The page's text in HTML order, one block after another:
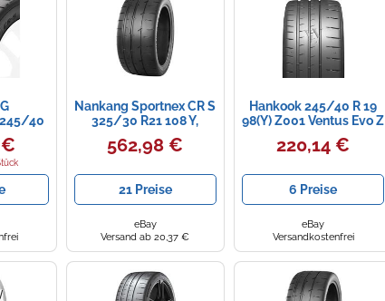
40
CR-S
(2G)
€
Nankang Sportnex CR S
325/30 R21 108 Y,
Sommerreifen
562,98 €
21 Preise
eBay
Versand ab 20,37 €
Hankook 245/40 R 19
98(Y) Z001 Ventus Evo Z
Tl Xl Fr Sommerreifen
220,14 €
6 Preise
eBay
Versandkostenfrei